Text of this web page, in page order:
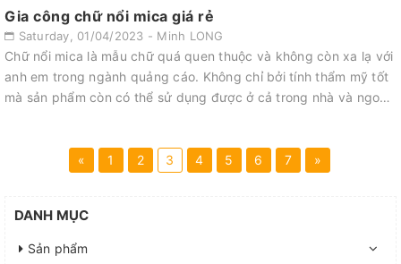
Gia công chữ nổi mica giá rẻ
Saturday, 01/04/2023 - Minh LONG
Chữ nổi mica là mẫu chữ quá quen thuộc và không còn xa lạ với
anh em trong ngành quảng cáo. Không chỉ bởi tính thẩm mỹ tốt
mà sản phẩm còn có thể sử dụng được ở cả trong nhà và ngoài
« 1 2 3 4 5 6 7 »
DANH MỤC
Sản phẩm